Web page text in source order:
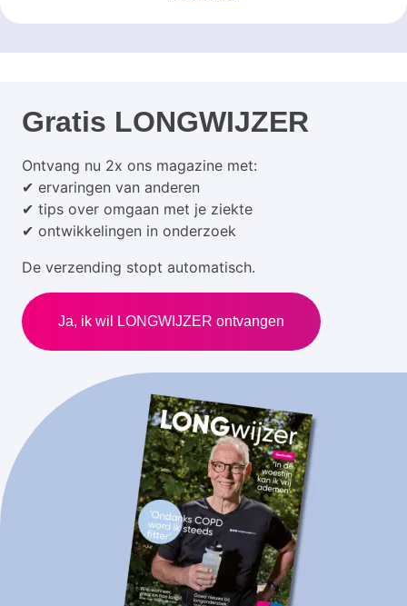
Gratis LONGWIJZER
Ontvang nu 2x ons magazine met:
✔ ervaringen van anderen
✔ tips over omgaan met je ziekte
✔ ontwikkelingen in onderzoek
De verzending stopt automatisch.
Ja, ik wil LONGWIJZER ontvangen